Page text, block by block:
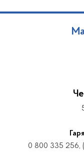
0 800 335 256,